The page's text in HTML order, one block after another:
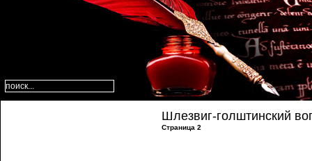
Шлезвиг-голштинский
Страница 2